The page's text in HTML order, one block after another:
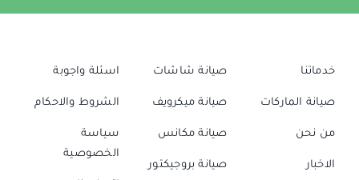
خدماتنا
صيانة الماركات
من نحن
الاخبار
صيانة شاشات
صيانة ميكرويف
صيانة مكانس
صيانة بروجيكتور
اسئلة واجوبة
الشروط والاحكام
سياسة
الخصوصية